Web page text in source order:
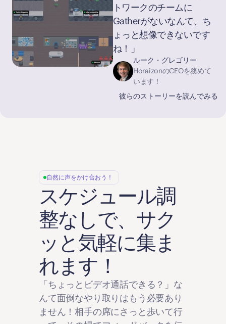
トワークのチームに
Gatherがないなんて、ち
ょっと想像できないです
ね！」
ルーク・グレゴリー
HoraizonのCEOを務めて
います！
彼らのストーリーを読んでみる
自然に声をかけ合おう！
スケジュール調
整なしで、サク
ッと気軽に集ま
れます！
「ちょっとビデオ通話できる？」な
んて面倒なやり取りはもう必要あり
ません！相手の席にさっと歩いて行